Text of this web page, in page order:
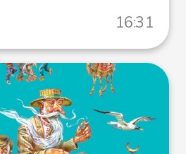
16:31